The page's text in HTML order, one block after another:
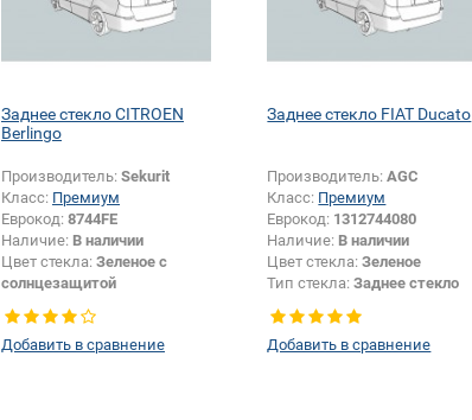
Заднее стекло CITROEN
Berlingo
Производитель: Sekurit
Класс: Премиум
Еврокод: 8744FE
Наличие: В наличии
Цвет стекла: Зеленое с
солнцезащитой
Тип стекла: Заднее стекло
Добавить в сравнение
Заднее стекло FIAT Ducato
Производитель:AGC
Класс: Премиум
Еврокод: 1312744080
Наличие: В наличии
Цвет стекла:Зеленое
Тип стекла:Заднее стекло
Добавить в сравнение